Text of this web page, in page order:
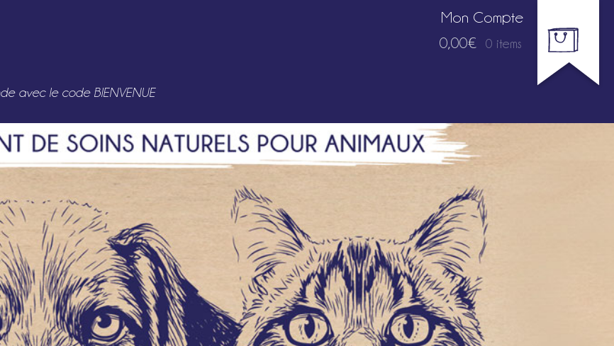
Mon Compte
0,00€
0 items
avec le code BIENVENUE